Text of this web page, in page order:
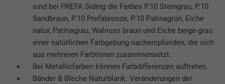
sind bei PREFA Siding die Farben P.10 Steingrau, P.10
Sandbraun, P.10 Prefabronze, P.10 Patinagrün, Eiche
natur, Patinagrau, Walnuss braun und Eiche beige-grau
einer natürlichen Farbgebung nachempfunden, die sich
aus mehreren Farbtönen zusammensetzt.
Bei Metallicfarben können Farbdifferenzen auftreten.
Bänder & Bleche Naturblank: Veränderungen der